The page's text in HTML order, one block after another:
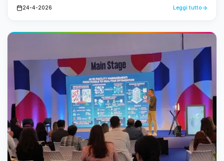
artificiale per l'industria delle pulizie, dimostrando che il futuro
24-4-2026 Leggi tutto